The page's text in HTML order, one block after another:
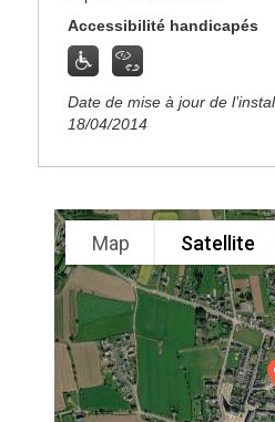
Accessibilité handicapés
Date de mise à jour de
18/04/2014
Map Satellite